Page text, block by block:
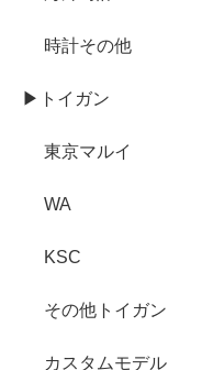
時計その他
▶トイガン
東京マルイ
WA
KSC
その他トイガン
カスタムモデル